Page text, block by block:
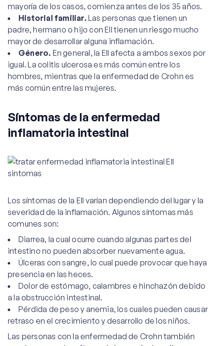
mayoría de los casos, comienza antes de los 35 años.
Historial familiar. Las personas que tienen un
padre, hermano o hijo con EII tienen un riesgo mucho
mayor de desarrollar alguna inflamación.
Género. En general, la EII afecta a ambos sexos por
igual. La colitis ulcerosa es más común entre los
hombres, mientras que la enfermedad de Crohn es
más común entre las mujeres.
Síntomas de la enfermedad
inflamatoria intestinal
Los síntomas de la EII varían dependiendo del lugar y la
severidad de la inflamación. Algunos síntomas más
comunes son:
Diarrea, la cual ocurre cuando algunas partes del
intestino no pueden absorber nuevamente agua.
Úlceras con sangre, lo cual puede provocar que haya
presencia en las heces.
Dolor de estómago, calambres e hinchazón debido
a la obstrucción intestinal.
Pérdida de peso y anemia, los cuales pueden causar
retraso en el crecimiento y desarrollo de los niños.
Las personas con la enfermedad de Crohn también